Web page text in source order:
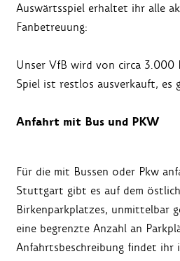
Auswärtsspiel erhaltet ihr alle
Fanbetreuung:
Unser VfB wird von circa 3.000
Spiel ist restlos ausverkauft, es
Anfahrt mit Bus und PKW
Für die mit Bussen oder Pkw
Stuttgart gibt es auf dem
Birkenparkplatzes, unmittelbar
eine begrenzte Anzahl an
Anfahrtsbeschreibung findet ihr